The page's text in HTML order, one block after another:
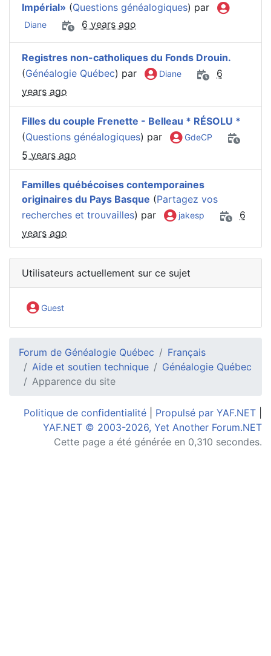
Impérial» (Questions généalogiques) par
Diane 6 years ago
Registres non-catholiques du Fonds Drouin.
(Généalogie Québec) par Diane
6
years ago
Filles du couple Frenette - Belleau * RÉSOLU *
(Questions généalogiques) par GdeCP
5 years ago
Familles québécoises contemporaines
originaires du Pays Basque (Partagez vos
recherches et trouvailles) par jakesp
6
years ago
Utilisateurs actuellement sur ce sujet
Guest
Forum de Généalogie Québec
Français
Aide et soutien technique
Généalogie Québec
Apparence du site
Politique de confidentialité Propulsé par YAF.NET
YAF.NET © 2003-2026, Yet Another Forum.NET
Cette page a été générée en 0,310 secondes.